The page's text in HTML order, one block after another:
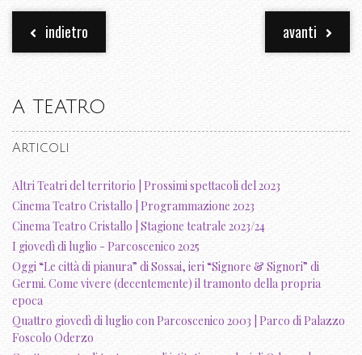
indietro avanti
A TEATRO
Articoli
Altri Teatri del territorio | Prossimi spettacoli del 2023
Cinema Teatro Cristallo | Programmazione 2023
Cinema Teatro Cristallo | Stagione teatrale 2023/24
I giovedì di luglio - Parcoscenico 2025
Oggi “Le città di pianura” di Sossai, ieri “Signore & Signori” di
Germi. Come vivere (decentemente) il tramonto della propria
epoca
Quattro giovedì di luglio con Parcoscenico 2003 | Parco di Palazzo
Foscolo Oderzo